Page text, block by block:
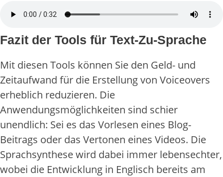
Fazit der Tools für Text-Zu-Sprache
Mit diesen Tools können Sie den Geld- und
Zeitaufwand für die Erstellung von Voiceovers
erheblich reduzieren. Die
Anwendungsmöglichkeiten sind schier
unendlich: Sei es das Vorlesen eines Blog-
Beitrags oder das Vertonen eines Videos. Die
Sprachsynthese wird dabei immer lebensechter,
wobei die Entwicklung in Englisch bereits am